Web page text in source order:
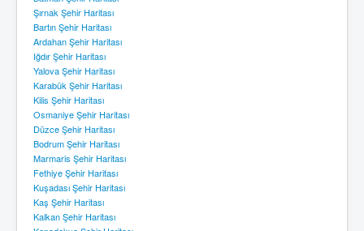
Şırnak Şehir Haritası
Bartın Şehir Haritası
Ardahan Şehir Haritası
Iğdır Şehir Haritası
Yalova Şehir Haritası
Karabük Şehir Haritası
Kilis Şehir Haritası
Osmaniye Şehir Haritası
Düzce Şehir Haritası
Bodrum Şehir Haritası
Marmaris Şehir Haritası
Fethiye Şehir Haritası
Kuşadası Şehir Haritası
Kaş Şehir Haritası
Kalkan Şehir Haritası